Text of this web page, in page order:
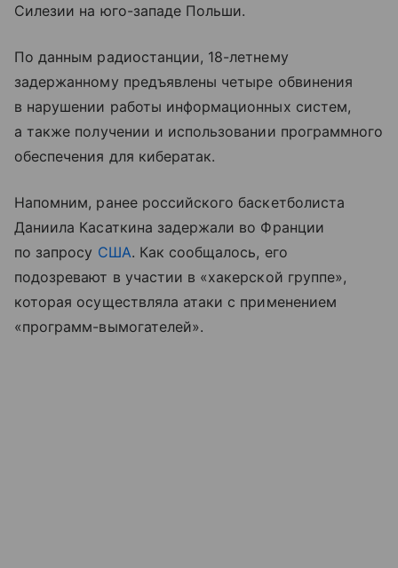
Силезии на юго-западе Польши.
По данным радиостанции, 18-летнему
задержанному предъявлены четыре обвинения
в нарушении работы информационных систем,
а также получении и использовании программного
обеспечения для кибератак.
Напомним, ранее российского баскетболиста
Даниила Касаткина задержали во Франции
по запросу США. Как сообщалось, его
подозревают в участии в «хакерской группе»,
которая осуществляла атаки с применением
«программ-вымогателей».